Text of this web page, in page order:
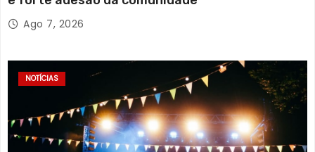
Ago 7, 2026
NOTÍCIAS